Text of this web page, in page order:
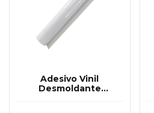
Adesivo Vinil
Desmoldante